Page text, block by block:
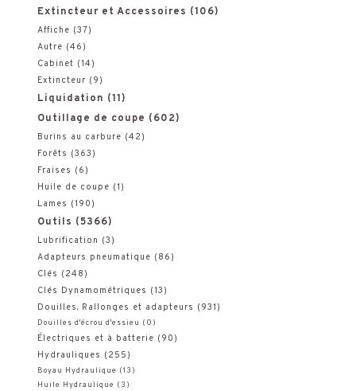
Extincteur et Accessoires (106)
Affiche (37)
Autre (46)
Cabinet (14)
Extincteur (9)
Liquidation (11)
Outillage de coupe (602)
Burins au carbure (42)
Forêts (363)
Fraises (6)
Huile de coupe (1)
Lames (190)
Outils (5366)
Lubrification (3)
Adapteurs pneumatique (86)
Clés (248)
Clés Dynamométriques (13)
Douilles, Rallonges et adapteurs (931)
Douilles d'écrou d'essieu (0)
Électriques et à batterie (90)
Hydrauliques (255)
Boyau Hydraulique (13)
Huile Hydraulique (3)